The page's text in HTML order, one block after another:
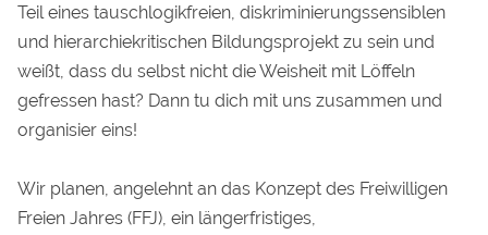
Teil eines tauschlogikfreien, diskriminierungssensiblen
und hierarchiekritischen Bildungsprojekt zu sein und
weißt, dass du selbst nicht die Weisheit mit Löffeln
gefressen hast? Dann tu dich mit uns zusammen und
organisier eins!
Wir planen, angelehnt an das Konzept des Freiwilligen
Freien Jahres (FFJ), ein längerfristiges,